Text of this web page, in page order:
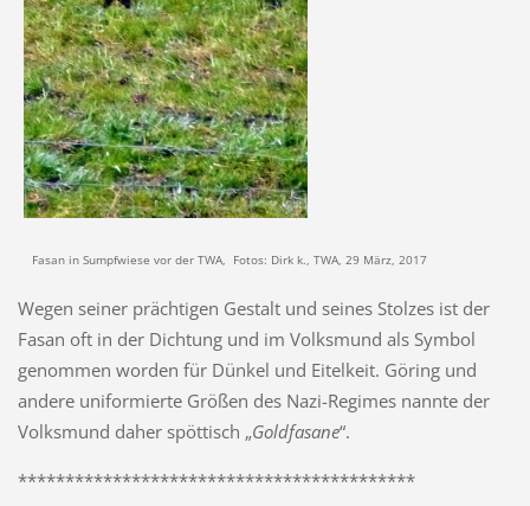
Fasan in Sumpfwiese vor der TWA, Fotos: Dirk k., TWA, 29 März, 2017
Wegen seiner prächtigen Gestalt und seines Stolzes ist der
Fasan oft in der Dichtung und im Volksmund als Symbol
genommen worden für Dünkel und Eitelkeit. Göring und
andere uniformierte Größen des Nazi-Regimes nannte der
Volksmund daher spöttisch „Goldfasane“.
******************************************